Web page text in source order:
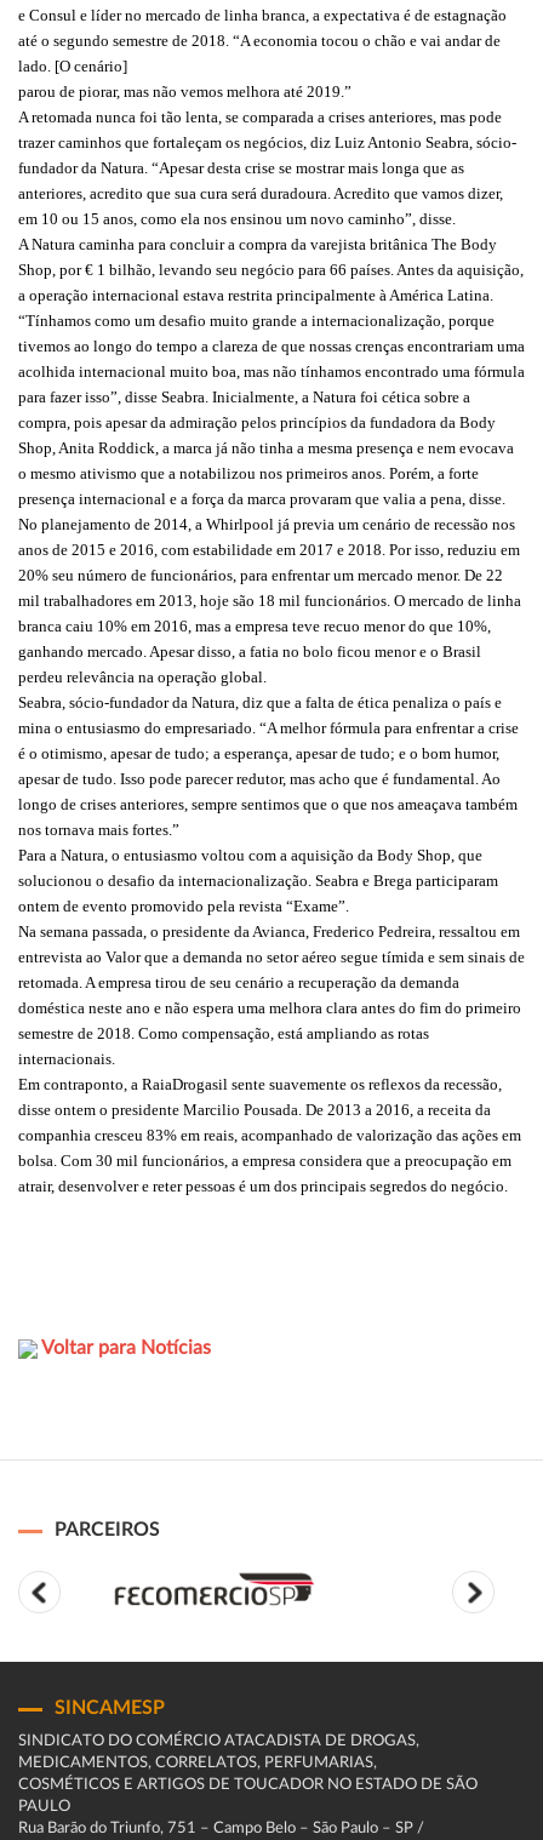
e Consul e líder no mercado de linha branca, a expectativa é de estagnação
até o segundo semestre de 2018. “A economia tocou o chão e vai andar de
lado. [O cenário]
parou de piorar, mas não vemos melhora até 2019.”
A retomada nunca foi tão lenta, se comparada a crises anteriores, mas pode
trazer caminhos que fortaleçam os negócios, diz Luiz Antonio Seabra, sócio-
fundador da Natura. “Apesar desta crise se mostrar mais longa que as
anteriores, acredito que sua cura será duradoura. Acredito que vamos dizer,
em 10 ou 15 anos, como ela nos ensinou um novo caminho”, disse.
A Natura caminha para concluir a compra da varejista britânica The Body
Shop, por € 1 bilhão, levando seu negócio para 66 países. Antes da aquisição,
a operação internacional estava restrita principalmente à América Latina.
“Tínhamos como um desafio muito grande a internacionalização, porque
tivemos ao longo do tempo a clareza de que nossas crenças encontrariam uma
acolhida internacional muito boa, mas não tínhamos encontrado uma fórmula
para fazer isso”, disse Seabra. Inicialmente, a Natura foi cética sobre a
compra, pois apesar da admiração pelos princípios da fundadora da Body
Shop, Anita Roddick, a marca já não tinha a mesma presença e nem evocava
o mesmo ativismo que a notabilizou nos primeiros anos. Porém, a forte
presença internacional e a força da marca provaram que valia a pena, disse.
No planejamento de 2014, a Whirlpool já previa um cenário de recessão nos
anos de 2015 e 2016, com estabilidade em 2017 e 2018. Por isso, reduziu em
20% seu número de funcionários, para enfrentar um mercado menor. De 22
mil trabalhadores em 2013, hoje são 18 mil funcionários. O mercado de linha
branca caiu 10% em 2016, mas a empresa teve recuo menor do que 10%,
ganhando mercado. Apesar disso, a fatia no bolo ficou menor e o Brasil
perdeu relevância na operação global.
Seabra, sócio-fundador da Natura, diz que a falta de ética penaliza o país e
mina o entusiasmo do empresariado. “A melhor fórmula para enfrentar a crise
é o otimismo, apesar de tudo; a esperança, apesar de tudo; e o bom humor,
apesar de tudo. Isso pode parecer redutor, mas acho que é fundamental. Ao
longo de crises anteriores, sempre sentimos que o que nos ameaçava também
nos tornava mais fortes.”
Para a Natura, o entusiasmo voltou com a aquisição da Body Shop, que
solucionou o desafio da internacionalização. Seabra e Brega participaram
ontem de evento promovido pela revista “Exame”.
Na semana passada, o presidente da Avianca, Frederico Pedreira, ressaltou em
entrevista ao Valor que a demanda no setor aéreo segue tímida e sem sinais de
retomada. A empresa tirou de seu cenário a recuperação da demanda
doméstica neste ano e não espera uma melhora clara antes do fim do primeiro
semestre de 2018. Como compensação, está ampliando as rotas
internacionais.
Em contraponto, a RaiaDrogasil sente suavemente os reflexos da recessão,
disse ontem o presidente Marcilio Pousada. De 2013 a 2016, a receita da
companhia cresceu 83% em reais, acompanhado de valorização das ações em
bolsa. Com 30 mil funcionários, a empresa considera que a preocupação em
atrair, desenvolver e reter pessoas é um dos principais segredos do negócio.
Voltar para Notícias
PARCEIROS
SINCAMESP
SINDICATO DO COMÉRCIO ATACADISTA DE DROGAS,
MEDICAMENTOS, CORRELATOS, PERFUMARIAS,
COSMÉTICOS E ARTIGOS DE TOUCADOR NO ESTADO DE SÃO
PAULO
Rua Barão do Triunfo, 751 – Campo Belo – São Paulo – SP /